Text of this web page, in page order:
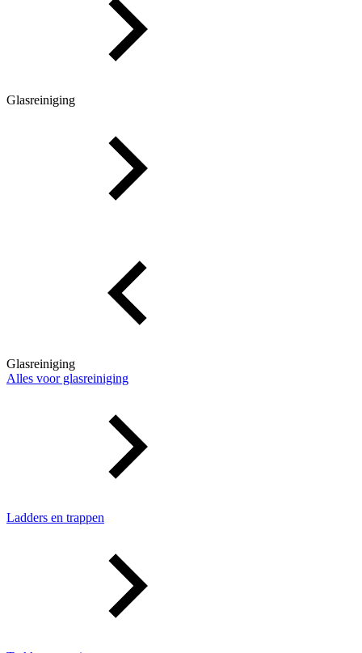
Glasreiniging
Glasreiniging
Alles voor glasreiniging
Ladders en trappen